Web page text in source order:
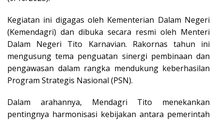
Kegiatan ini digagas oleh Kementerian Dalam Negeri
(Kemendagri) dan dibuka secara resmi oleh Menteri
Dalam Negeri Tito Karnavian. Rakornas tahun ini
mengusung tema penguatan sinergi pembinaan dan
pengawasan dalam rangka mendukung keberhasilan
Program Strategis Nasional (PSN).
Dalam arahannya, Mendagri Tito menekankan
pentingnya harmonisasi kebijakan antara pemerintah